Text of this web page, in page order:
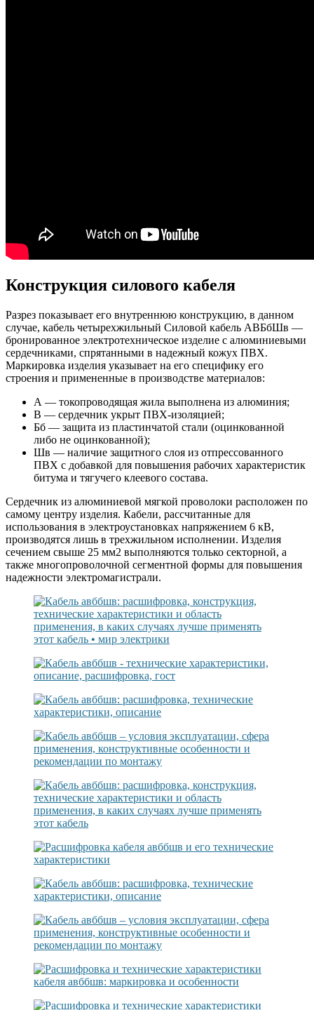
Конструкция силового кабеля
Разрез показывает его внутреннюю конструкцию, в данном
случае, кабель четырехжильный Силовой кабель АВБбШв —
бронированное электротехническое изделие с алюминиевыми
сердечниками, спрятанными в надежный кожух ПВХ.
Маркировка изделия указывает на его специфику его
строения и примененные в производстве материалов:
А — токопроводящая жила выполнена из алюминия;
В — сердечник укрыт ПВХ-изоляцией;
Бб — защита из пластинчатой стали (оцинкованной
либо не оцинкованной);
Шв — наличие защитного слоя из отпрессованного
ПВХ с добавкой для повышения рабочих характеристик
битума и тягучего клеевого состава.
Сердечник из алюминиевой мягкой проволоки расположен по
самому центру изделия. Кабели, рассчитанные для
использования в электроустановках напряжением 6 кВ,
производятся лишь в трехжильном исполнении. Изделия
сечением свыше 25 мм2 выполняются только секторной, а
также многопроволочной сегментной формы для повышения
надежности электромагистрали.